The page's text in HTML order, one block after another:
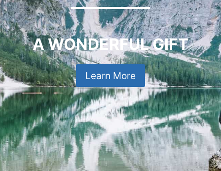
A WONDERFUL GIFT
Learn More